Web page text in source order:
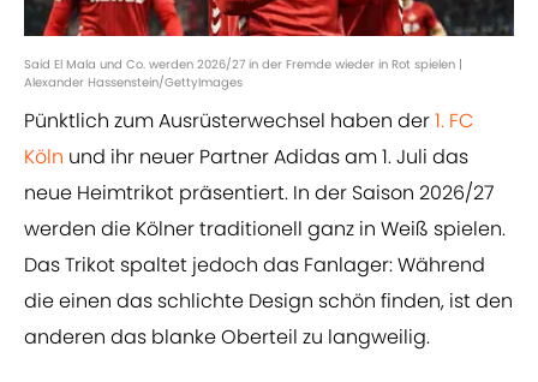
Said El Mala und Co. werden 2026/27 in der Fremde wieder in Rot spielen |
Alexander Hassenstein/GettyImages
Pünktlich zum Ausrüsterwechsel haben der1. FC
Köln und ihr neuer Partner Adidas am 1. Juli das
neue Heimtrikot präsentiert. In der Saison 2026/27
werden die Kölner traditionell ganz in Weiß spielen.
Das Trikot spaltet jedoch das Fanlager: Während
die einen das schlichte Design schön finden, ist den
anderen das blanke Oberteil zu langweilig.